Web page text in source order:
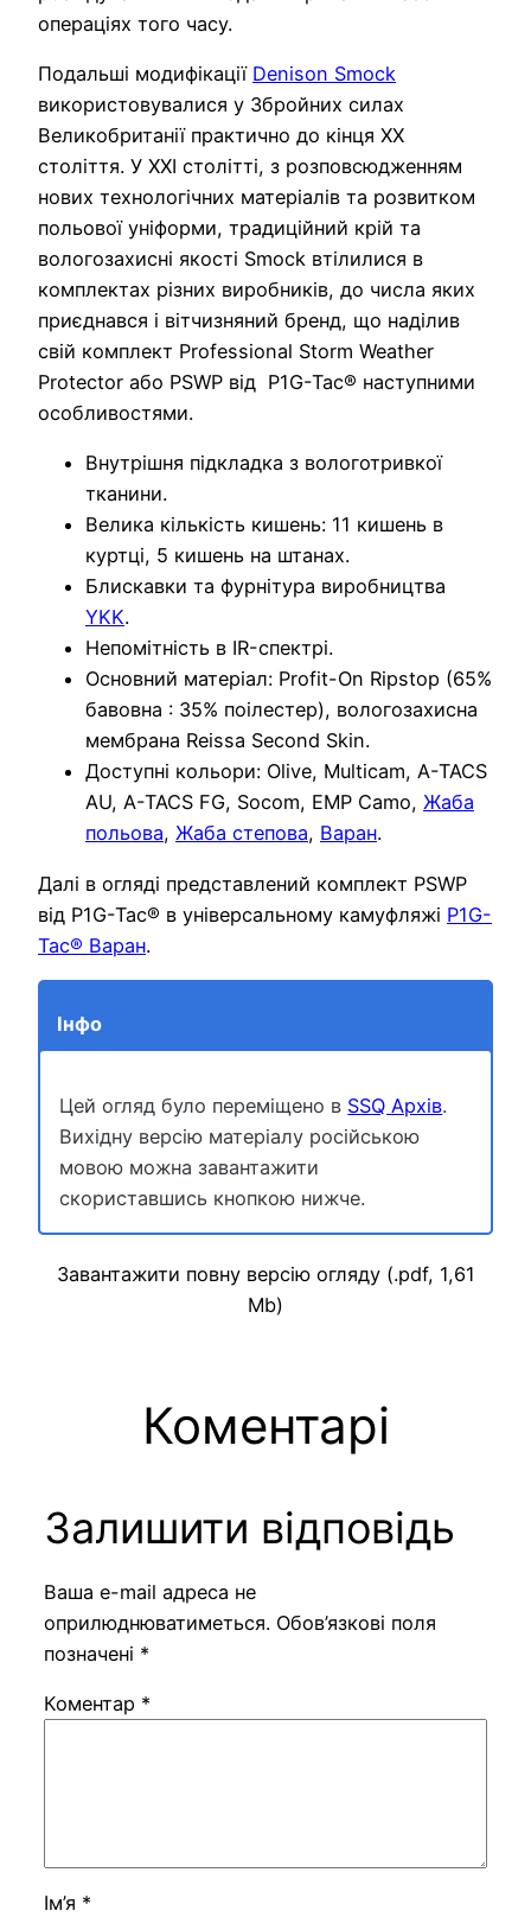
операціях того часу.
Подальші модифікації Denison Smock
використовувалися у Збройних силах
Великобританії практично до кінця XX
століття. У XXI столітті, з розповсюдженням
нових технологічних матеріалів та розвитком
польової уніформи, традиційний крій та
вологозахисні якості Smock втілилися в
комплектах різних виробників, до числа яких
приєднався і вітчизняний бренд, що наділив
свій комплект Professional Storm Weather
Protector або PSWP від P1G-Tac® наступними
особливостями.
Внутрішня підкладка з вологотривкої
тканини.
Велика кількість кишень: 11 кишень в
куртці, 5 кишень на штанах.
Блискавки та фурнітура виробництва
YKK.
Непомітність в IR-спектрі.
Основний матеріал: Profit-On Ripstop (65%
бавовна : 35% поілестер), вологозахисна
мембрана Reissa Second Skin.
Доступні кольори: Olive, Multicam, A-TACS
AU, A-TACS FG, Socom, EMP Camo, Жаба
польова, Жаба степова, Варан.
Далі в огляді представлений комплект PSWP
від P1G-Tac® в універсальному камуфляжі P1G-
Tac® Варан.
Інфо
Цей огляд було переміщено в SSQ Архів.
Вихідну версію матеріалу російською
мовою можна завантажити
скориставшись кнопкою нижче.
Завантажити повну версію огляду (.pdf, 1,61
Mb)
Коментарі
Залишити відповідь
Ваша e-mail адреса не
оприлюднюватиметься. Обов’язкові поля
позначені *
Коментар *
Ім’я *